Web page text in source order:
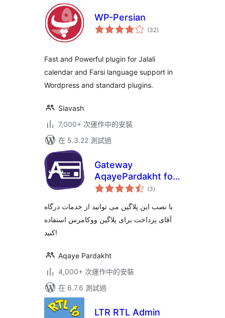
WP-Persian
(32總
評)
Fast and Powerful plugin for Jalali
calendar and Farsi language support in
Wordpress and standard plugins.
Siavash
7,000+ 次運作中的安裝
在 5.3.22 測試過
Gateway
AqayePardakht for
Woocommerce
(3總
評)
با نصب این پلاگین می توانید از خدمات درگاه
آقای پرداخت برای پلاگین ووکامرس استفاده
کنید!
Aqaye Pardakht
4,000+ 次運作中的安裝
在 6.7.6 測試過
LTR RTL Admin